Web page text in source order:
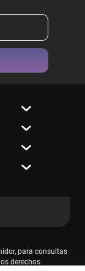
para consultas
derechos